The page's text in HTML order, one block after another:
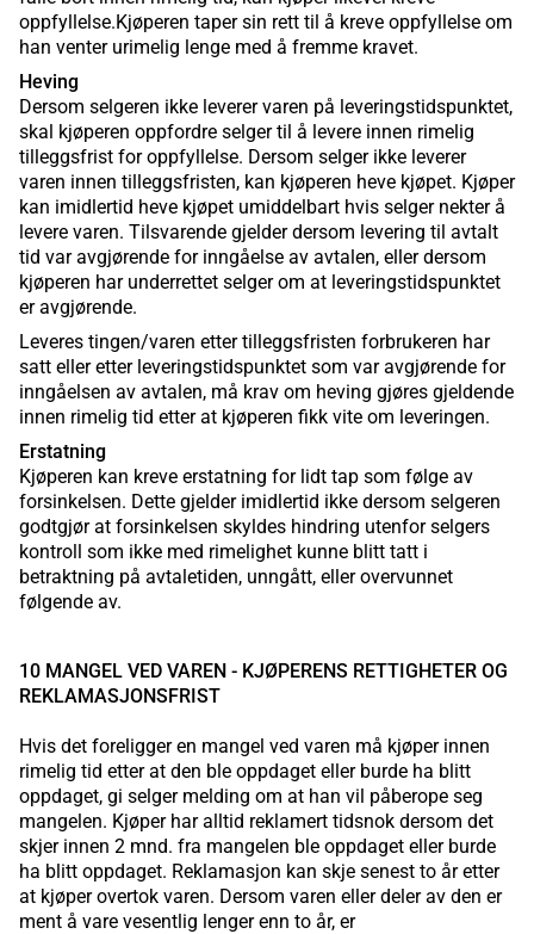
oppfyllelse.Kjøperen taper sin rett til å kreve oppfyllelse om
han venter urimelig lenge med å fremme kravet.
Heving
Dersom selgeren ikke leverer varen på leveringstidspunktet,
skal kjøperen oppfordre selger til å levere innen rimelig
tilleggsfrist for oppfyllelse. Dersom selger ikke leverer
varen innen tilleggsfristen, kan kjøperen heve kjøpet. Kjøper
kan imidlertid heve kjøpet umiddelbart hvis selger nekter å
levere varen. Tilsvarende gjelder dersom levering til avtalt
tid var avgjørende for inngåelse av avtalen, eller dersom
kjøperen har underrettet selger om at leveringstidspunktet
er avgjørende.
Leveres tingen/varen etter tilleggsfristen forbrukeren har
satt eller etter leveringstidspunktet som var avgjørende for
inngåelsen av avtalen, må krav om heving gjøres gjeldende
innen rimelig tid etter at kjøperen fikk vite om leveringen.
Erstatning
Kjøperen kan kreve erstatning for lidt tap som følge av
forsinkelsen. Dette gjelder imidlertid ikke dersom selgeren
godtgjør at forsinkelsen skyldes hindring utenfor selgers
kontroll som ikke med rimelighet kunne blitt tatt i
betraktning på avtaletiden, unngått, eller overvunnet
følgende av.
10 MANGEL VED VAREN - KJØPERENS RETTIGHETER OG
REKLAMASJONSFRIST
Hvis det foreligger en mangel ved varen må kjøper innen
rimelig tid etter at den ble oppdaget eller burde ha blitt
oppdaget, gi selger melding om at han vil påberope seg
mangelen. Kjøper har alltid reklamert tidsnok dersom det
skjer innen 2 mnd. fra mangelen ble oppdaget eller burde
ha blitt oppdaget. Reklamasjon kan skje senest to år etter
at kjøper overtok varen. Dersom varen eller deler av den er
ment å vare vesentlig lenger enn to år, er